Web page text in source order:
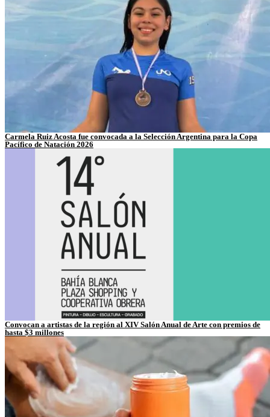
Carmela Ruiz Acosta fue convocada a la Selección Argentina para la Copa
Pacífico de Natación 2026
Convocan a artistas de la región al XIV Salón Anual de Arte con premios de
hasta $3 millones